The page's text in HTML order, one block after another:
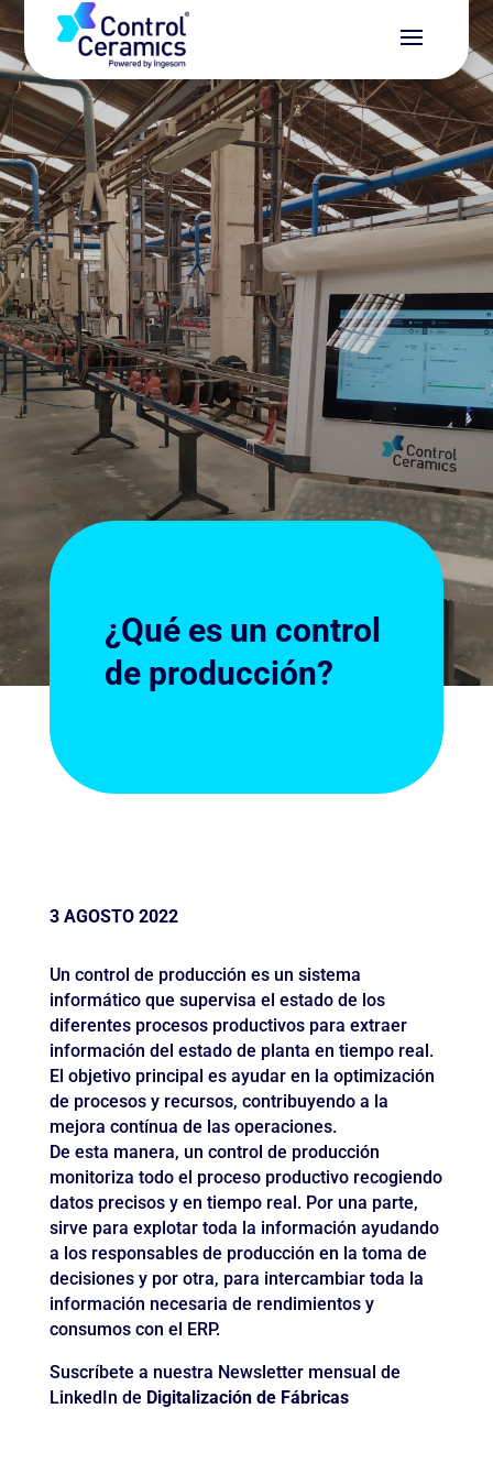
¿Qué es un control
de producción?
3 AGOSTO 2022
Un control de producción es un sistema
informático que supervisa el estado de los
diferentes procesos productivos para extraer
información del estado de planta en tiempo real.
El objetivo principal es ayudar en la optimización
de procesos y recursos, contribuyendo a la
mejora contínua de las operaciones.
De esta manera, un control de producción
monitoriza todo el proceso productivo recogiendo
datos precisos y en tiempo real. Por una parte,
sirve para explotar toda la información ayudando
a los responsables de producción en la toma de
decisiones y por otra, para intercambiar toda la
información necesaria de rendimientos y
consumos con el ERP.
Suscríbete a nuestra Newsletter mensual de
LinkedIn de Digitalización de Fábricas